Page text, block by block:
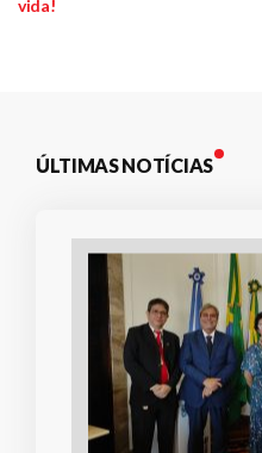
vida!
ÚLTIMAS NOTÍCIAS